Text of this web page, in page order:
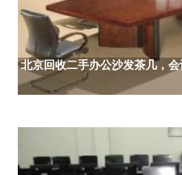
北京回收二手办公沙发茶几，